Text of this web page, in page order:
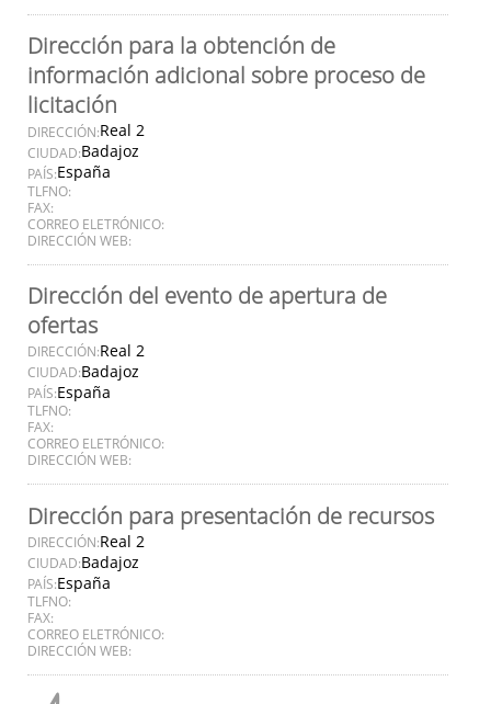
Dirección para la obtención de
información adicional sobre proceso de
licitación
DIRECCIÓN:Real 2
CIUDAD:Badajoz
PAÍS:España
TLFNO:
FAX:
CORREO ELETRÓNICO:
DIRECCIÓN WEB:
Dirección del evento de apertura de
ofertas
DIRECCIÓN:Real 2
CIUDAD:Badajoz
PAÍS:España
TLFNO:
FAX:
CORREO ELETRÓNICO:
DIRECCIÓN WEB:
Dirección para presentación de recursos
DIRECCIÓN:Real 2
CIUDAD:Badajoz
PAÍS:España
TLFNO:
FAX:
CORREO ELETRÓNICO:
DIRECCIÓN WEB: